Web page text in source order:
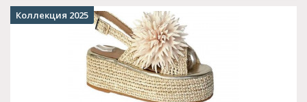
Коллекция 2025